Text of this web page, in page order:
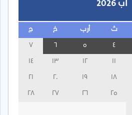
آب 2026
ث أرب خ ج
13
14
18
19
20
21
25
26
27
28